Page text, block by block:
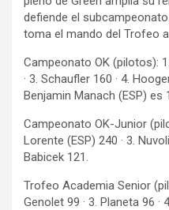
defiende el
toma el mando del Trofeo
Campeonato OK (pilotos):
· 3. Schaufler 160 · 4.
Benjamin Manach (ESP) es
Campeonato OK-Junior
Lorente (ESP) 240 · 3.
Babicek 121.
Trofeo Academia Senior
Genolet 99 · 3. Planeta 96 ·